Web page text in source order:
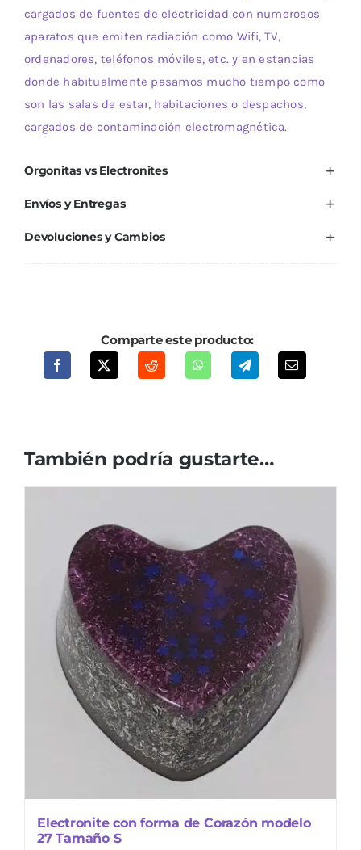
cargados de fuentes de electricidad con numerosos
aparatos que emiten radiación como Wifi, TV,
ordenadores, teléfonos móviles, etc. y en estancias
donde habitualmente pasamos mucho tiempo como
son las salas de estar, habitaciones o despachos,
cargados de contaminación electromagnética.
Orgonitas vs Electronites
Envíos y Entregas
Devoluciones y Cambios
Comparte este producto:
También podría gustarte…
Electronite con forma de Corazón modelo
27 Tamaño S